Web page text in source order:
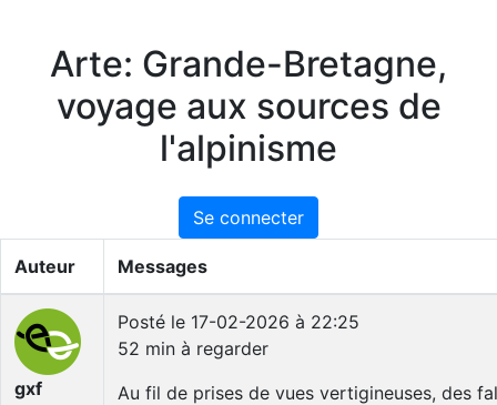
Arte: Grande-Bretagne,
voyage aux sources de
l'alpinisme
Se connecter
Auteur Messages
gxf
Posté le 17-02-2026 à 22:25
52 min à regarder
Au fil de prises de vues vertigineuses, des